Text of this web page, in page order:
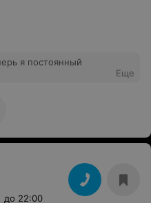
я постоянный
Еще
до 22:00